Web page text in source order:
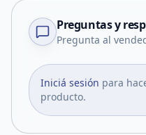
Preguntas y
Pregunta al
Iniciá sesión para
producto.